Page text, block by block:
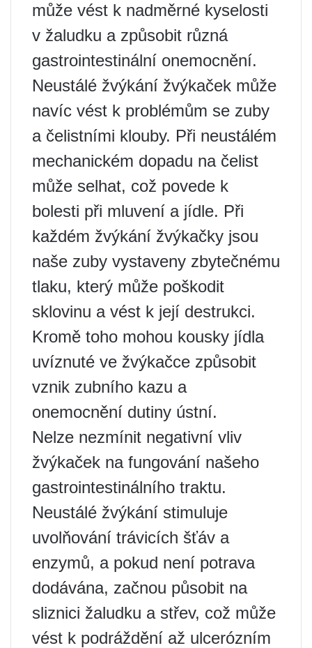
může vést k nadměrné kyselosti
v žaludku a způsobit různá
gastrointestinální onemocnění.
Neustálé žvýkání žvýkaček může
navíc vést k problémům se zuby
a čelistními klouby. Při neustálém
mechanickém dopadu na čelist
může selhat, což povede k
bolesti při mluvení a jídle. Při
každém žvýkání žvýkačky jsou
naše zuby vystaveny zbytečnému
tlaku, který může poškodit
sklovinu a vést k její destrukci.
Kromě toho mohou kousky jídla
uvíznuté ve žvýkačce způsobit
vznik zubního kazu a
onemocnění dutiny ústní.
Nelze nezmínit negativní vliv
žvýkaček na fungování našeho
gastrointestinálního traktu.
Neustálé žvýkání stimuluje
uvolňování trávicích šťáv a
enzymů, a pokud není potrava
dodávána, začnou působit na
sliznici žaludku a střev, což může
vést k podráždění až ulcerózním